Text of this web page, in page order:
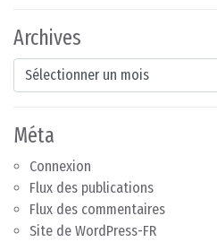
Archives
Archives
Méta
Connexion
Flux des publications
Flux des commentaires
Site de WordPress-FR